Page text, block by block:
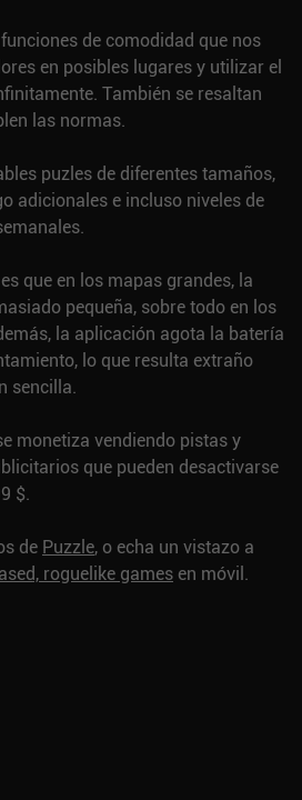
de comodidad que nos
en posibles lugares y utilizar el
También se resaltan
las normas.
puzles de diferentes tamaños,
adicionales e incluso niveles de
que en los mapas grandes, la
pequeña, sobre todo en los
la aplicación agota la batería
lo que resulta extraño
sencilla.
monetiza vendiendo pistas y
que pueden desactivarse
$.
de Puzzle, o echa un vistazo a
roguelike games en móvil.